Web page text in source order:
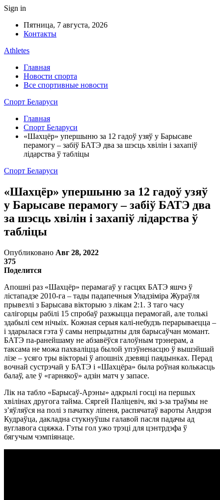
Sign in
Пятница, 7 августа, 2026
Контакты
Athletes
Главная
Новости спорта
Все спортивные новости
Спорт Беларуси
Главная
Спорт Беларуси
«Шахцёр» упершыню за 12 гадоў узяў у Барысаве
перамогу – забіў БАТЭ два за шэсць хвілін і захапіў
лідарства ў табліцы
Спорт Беларуси
«Шахцёр» упершыню за 12 гадоў узяў
у Барысаве перамогу – забіў БАТЭ два
за шэсць хвілін і захапіў лідарства ў
табліцы
Опубликовано Авг 28, 2022
375
Поделится
Апошні раз «Шахцёр» перамагаў у гасцях БАТЭ яшчэ ў
лістападзе 2010-га – тады падапечныя Уладзіміра Жураўля
прывезлі з Барысава вікторыю з лікам 2:1. З таго часу
салігорцы рабілі 15 спробаў разжыцца перамогай, але толькі
здабылі сем нічыіх. Кожная серыя калі-небудзь перарываецца –
і здарылася гэта ў самы непрыдатны для барысаўчан момант.
БАТЭ па-ранейшаму не абзавёўся галоўным трэнерам, а
таксама не можа пахваліцца былой упэўненасцю ў вышэйшай
лізе – усяго тры вікторыі ў апошніх дзевяці паядынках. Перад
вочнай сустрэчай у БАТЭ і «Шахцёра» была роўная колькасць
балаў, але ў «гарнякоў» адзін матч у запасе.
Лік на табло «Барысаў-Арэны» адкрылі госці на першых
хвілінах другога тайма. Сяргей Паліцевіч, які з-за траўмы не
з’яўляўся на полі з пачатку ліпеня, распячатаў вароты Андрэя
Кудраўца, дакладна стукнуўшы галавой пасля падачы ад
вуглавога сцяжка. Гэты гол ужо трэці для цэнтрдэфа ў
бягучым чэмпіянаце.